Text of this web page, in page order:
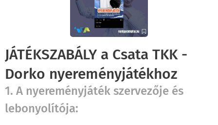
JÁTÉKSZABÁLY a Csata TKK -
Dorko nyereményjátékhoz
1. A nyereményjáték szervezője és
lebonyolítója: